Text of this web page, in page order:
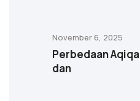
November 6, 2025
Perbedaan
dan